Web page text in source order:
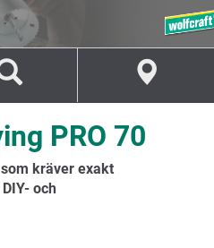
PRO 70
kräver exakt
och